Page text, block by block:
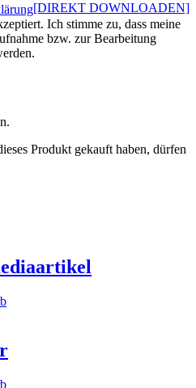
[DIREKT DOWNLOADEN]
Ich stimme zu, dass meine
bzw. zur Bearbeitung
Produkt gekauft haben, dürfen